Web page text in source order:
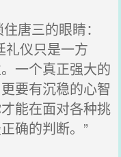
唐三的眼睛：
礼仪只是一方
一个真正强大的
要有沉稳的心智
能在面对各种挑
确的判断。”